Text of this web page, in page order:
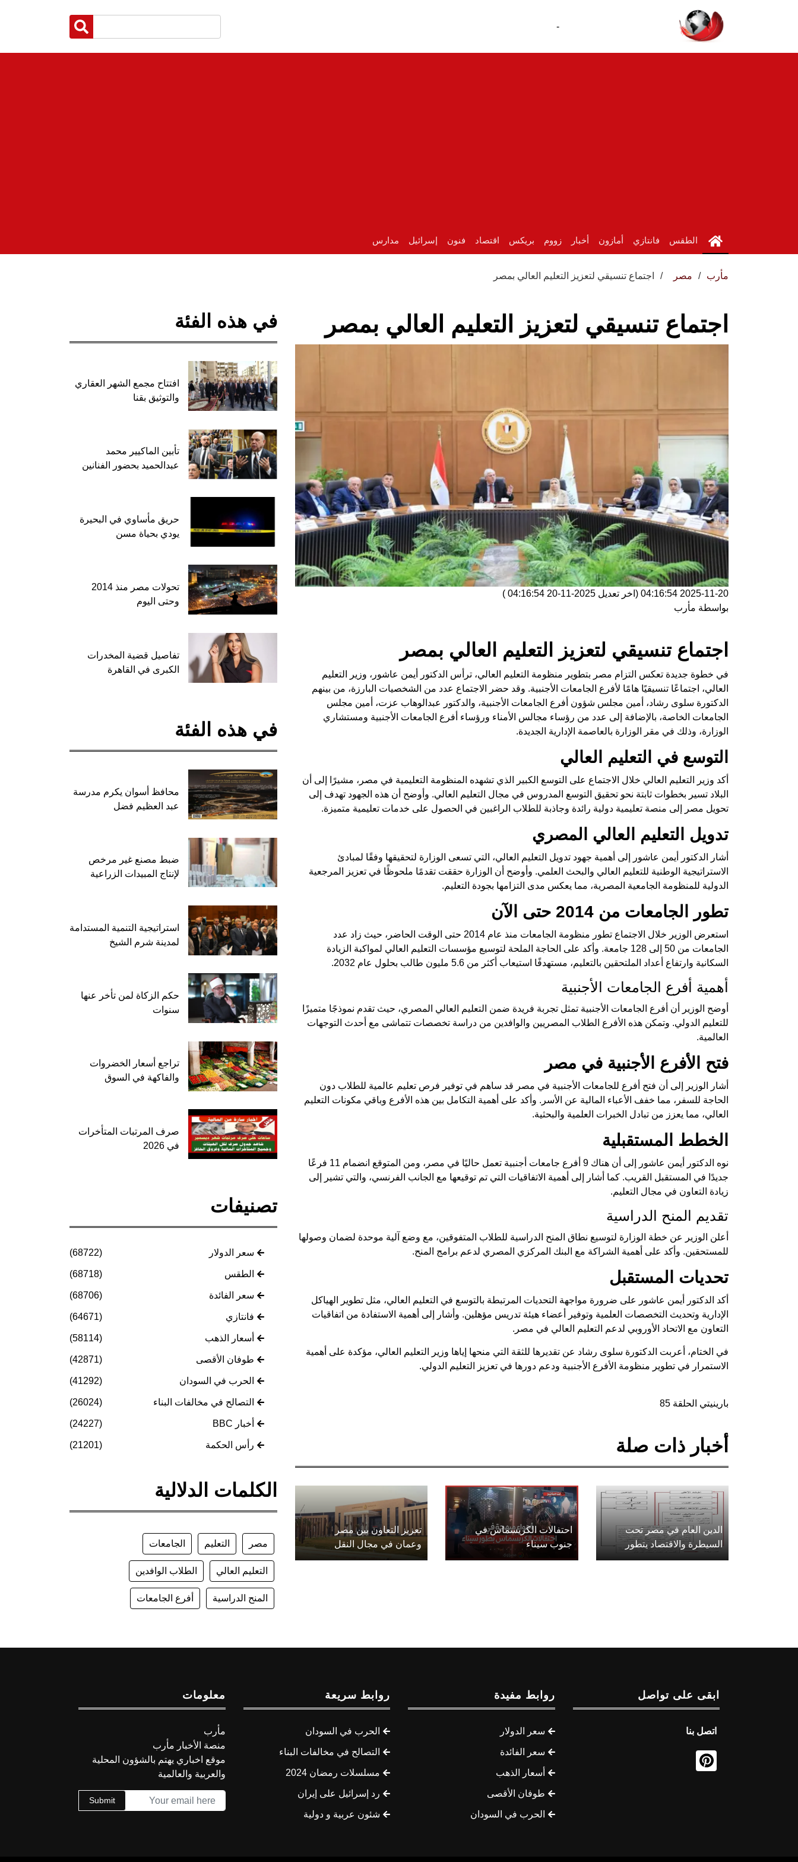
-
الطقس فانتازي أمازون أخبار زووم بريكس اقتصاد فنون إسرائيل مدارس
مأرب مصر اجتماع تنسيقي لتعزيز التعليم العالي بمصر
اجتماع تنسيقي لتعزيز التعليم العالي بمصر
2025-11-20 04:16:54 (اخر تعديل 2025-11-20 04:16:54
)
بواسطة مأرب
اجتماع تنسيقي لتعزيز التعليم العالي بمصر
في خطوة جديدة تعكس التزام مصر بتطوير منظومة التعليم العالي، ترأس الدكتور أيمن عاشور، وزير التعليم
العالي، اجتماعًا تنسيقيًا هامًا لأفرع الجامعات الأجنبية. وقد حضر الاجتماع عدد من الشخصيات البارزة، من بينهم
الدكتورة سلوى رشاد، أمين مجلس شؤون أفرع الجامعات الأجنبية، والدكتور عبدالوهاب عزت، أمين مجلس
الجامعات الخاصة، بالإضافة إلى عدد من رؤساء مجالس الأمناء ورؤساء أفرع الجامعات الأجنبية ومستشاري
الوزارة، وذلك في مقر الوزارة بالعاصمة الإدارية الجديدة.
التوسع في التعليم العالي
أكد وزير التعليم العالي خلال الاجتماع على التوسع الكبير الذي تشهده المنظومة التعليمية في مصر، مشيرًا إلى أن
البلاد تسير بخطوات ثابتة نحو تحقيق التوسع المدروس في مجال التعليم العالي. وأوضح أن هذه الجهود تهدف إلى
تحويل مصر إلى منصة تعليمية دولية رائدة وجاذبة للطلاب الراغبين في الحصول على خدمات تعليمية متميزة.
تدويل التعليم العالي المصري
أشار الدكتور أيمن عاشور إلى أهمية جهود تدويل التعليم العالي، التي تسعى الوزارة لتحقيقها وفقًا لمبادئ
الاستراتيجية الوطنية للتعليم العالي والبحث العلمي. وأوضح أن الوزارة حققت تقدمًا ملحوظًا في تعزيز المرجعية
الدولية للمنظومة الجامعية المصرية، مما يعكس مدى التزامها بجودة التعليم.
تطور الجامعات من 2014 حتى الآن
استعرض الوزير خلال الاجتماع تطور منظومة الجامعات منذ عام 2014 حتى الوقت الحاضر، حيث زاد عدد
الجامعات من 50 إلى 128 جامعة. وأكد على الحاجة الملحة لتوسيع مؤسسات التعليم العالي لمواكبة الزيادة
السكانية وارتفاع أعداد الملتحقين بالتعليم، مستهدفًا استيعاب أكثر من 5.6 مليون طالب بحلول عام 2032.
أهمية أفرع الجامعات الأجنبية
أوضح الوزير أن أفرع الجامعات الأجنبية تمثل تجربة فريدة ضمن التعليم العالي المصري، حيث تقدم نموذجًا متميزًا
للتعليم الدولي. وتمكن هذه الأفرع الطلاب المصريين والوافدين من دراسة تخصصات تتماشى مع أحدث التوجهات
العالمية.
فتح الأفرع الأجنبية في مصر
أشار الوزير إلى أن فتح أفرع للجامعات الأجنبية في مصر قد ساهم في توفير فرص تعليم عالمية للطلاب دون
الحاجة للسفر، مما خفف الأعباء المالية عن الأسر. وأكد على أهمية التكامل بين هذه الأفرع وباقي مكونات التعليم
العالي، مما يعزز من تبادل الخبرات العلمية والبحثية.
الخطط المستقبلية
نوه الدكتور أيمن عاشور إلى أن هناك 9 أفرع جامعات أجنبية تعمل حاليًا في مصر، ومن المتوقع انضمام 11 فرعًا
جديدًا في المستقبل القريب. كما أشار إلى أهمية الاتفاقيات التي تم توقيعها مع الجانب الفرنسي، والتي تشير إلى
زيادة التعاون في مجال التعليم.
تقديم المنح الدراسية
أعلن الوزير عن خطة الوزارة لتوسيع نطاق المنح الدراسية للطلاب المتفوقين، مع وضع آلية موحدة لضمان وصولها
للمستحقين. وأكد على أهمية الشراكة مع البنك المركزي المصري لدعم برامج المنح.
تحديات المستقبل
أكد الدكتور أيمن عاشور على ضرورة مواجهة التحديات المرتبطة بالتوسع في التعليم العالي، مثل تطوير الهياكل
الإدارية وتحديث التخصصات العلمية وتوفير أعضاء هيئة تدريس مؤهلين. وأشار إلى أهمية الاستفادة من اتفاقيات
التعاون مع الاتحاد الأوروبي لدعم التعليم العالي في مصر.
في الختام، أعربت الدكتورة سلوى رشاد عن تقديرها للثقة التي منحها إياها وزير التعليم العالي، مؤكدة على أهمية
الاستمرار في تطوير منظومة الأفرع الأجنبية ودعم دورها في تعزيز التعليم الدولي.
بارينيتي الحلقة 85
أخبار ذات صلة
الدين العام في مصر تحت
السيطرة والاقتصاد يتطور
احتفالات الكريسماس في
جنوب سيناء
تعزيز التعاون بين مصر
وعمان في مجال النقل
في هذه الفئة
افتتاح مجمع الشهر العقاري
والتوثيق بقنا
تأبين الماكيير محمد
عبدالحميد بحضور الفنانين
حريق مأساوي في البحيرة
يودي بحياة مسن
تحولات مصر منذ 2014
وحتى اليوم
تفاصيل قضية المخدرات
الكبرى في القاهرة
في هذه الفئة
محافظ أسوان يكرم مدرسة
عبد العظيم فضل
ضبط مصنع غير مرخص
لإنتاج المبيدات الزراعية
استراتيجية التنمية المستدامة
لمدينة شرم الشيخ
حكم الزكاة لمن تأخر عنها
سنوات
تراجع أسعار الخضروات
والفاكهة في السوق
صرف المرتبات المتأخرات
في 2026
تصنيفات
سعر الدولار (68722)
الطقس (68718)
سعر الفائدة (68706)
فانتازي (64671)
أسعار الذهب (58114)
طوفان الأقصى (42871)
الحرب في السودان (41292)
التصالح في مخالفات البناء (26024)
أخبار BBC (24227)
رأس الحكمة (21201)
الكلمات الدلالية
مصر التعليم الجامعات
التعليم العالي الطلاب الوافدين
المنح الدراسية أفرع الجامعات
ابقى على تواصل
اتصل بنا
روابط مفيدة
سعر الدولار
سعر الفائدة
أسعار الذهب
طوفان الأقصى
الحرب في السودان
روابط سريعة
الحرب في السودان
التصالح في مخالفات البناء
مسلسلات رمضان 2024
رد إسرائيل على إيران
شئون عربية و دولية
معلومات
مأرب
منصة الأخبار مأرب
موقع اخباري يهتم بالشؤون المحلية
والعربية والعالمية
Submit